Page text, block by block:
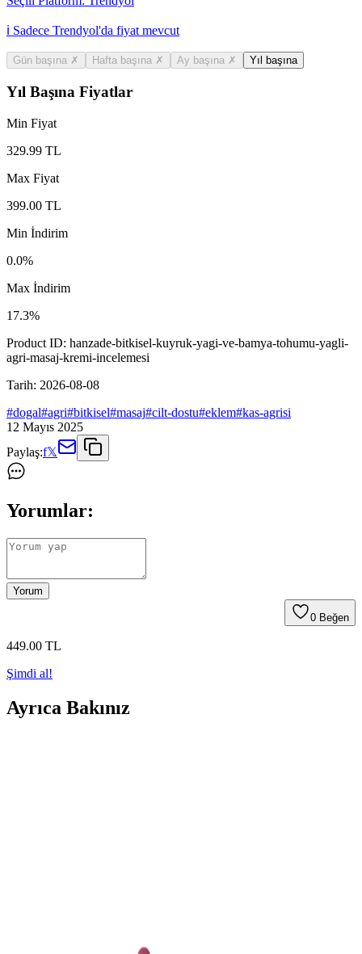
ℹ️ Sadece Trendyol'da fiyat mevcut
Gün başına ✗ Hafta başına ✗ Ay başına ✗ Yıl başına
Yıl Başına Fiyatlar
Min Fiyat
329.99 TL
Max Fiyat
399.00 TL
Min İndirim
0.0%
Max İndirim
17.3%
Product ID: hanzade-bitkisel-kuyruk-yagi-ve-bamya-tohumu-yagli-
agri-masaj-kremi-incelemesi
Tarih: 2026-08-08
#dogal#agri#bitkisel#masaj#cilt-dostu#eklem#kas-agrisi
12 Mayıs 2025
Paylaş:f𝕏
Yorumlar:
Yorum
0 Beğen
449.00 TL
Şimdi al!
Ayrıca Bakınız
etkisiyle günlük kullanım için idealdir.